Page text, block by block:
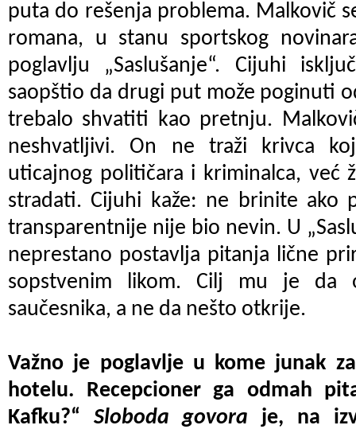
puta do rešenja problema. Malkovič
romana, u stanu sportskog
poglavlju „Saslušanje“. Cijuhi
saopštio da drugi put može poginuti
trebalo shvatiti kao pretnju.
neshvatljivi. On ne traži krivca
uticajnog političara i kriminalca, već
stradati. Cijuhi kaže: ne brinite ako
transparentnije nije bio nevin. U
neprestano postavlja pitanja lične
sopstvenim likom. Cilj mu je da
saučesnika, a ne da nešto otkrije.
Važno je poglavlje u kome junak
hotelu. Recepcioner ga odmah
Kafku?“ Sloboda govora je, na